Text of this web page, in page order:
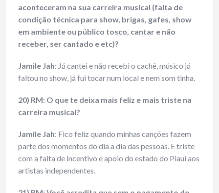
aconteceram na sua carreira musical (falta de
condição técnica para show, brigas, gafes, show
em ambiente ou público tosco, cantar e não
receber, ser cantado e etc)?
Jamile Jah: Já cantei e não recebi o cachê, músico já
faltou no show, já fui tocar num local e nem som tinha.
20) RM: O que te deixa mais feliz e mais triste na
carreira musical?
Jamile Jah: Fico feliz quando minhas canções fazem
parte dos momentos do dia a dia das pessoas. E triste
com a falta de incentivo e apoio do estado do Piauí aos
artistas independentes.